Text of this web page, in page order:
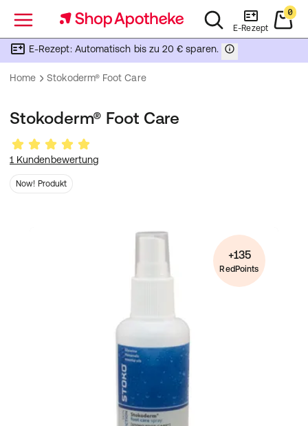
Menü E-Rezept
0
E-Rezept: Automatisch bis zu 20 € sparen.
Home Stokoderm® Foot Care
Stokoderm® Foot Care
1 Kundenbewertung
Now! Produkt
+135
RedPoints